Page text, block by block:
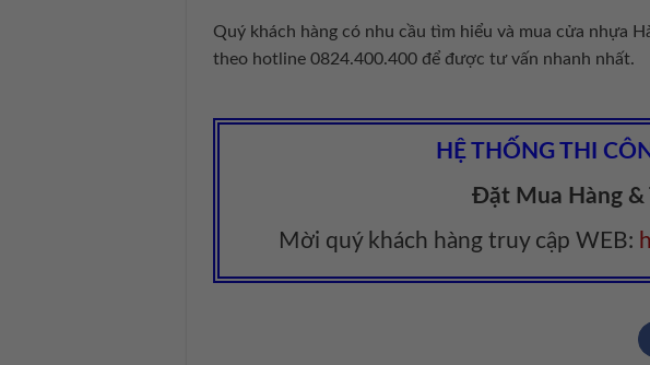
Quý khách hàng có nhu cầu tìm hiểu và mua cửa nhựa
theo hotline 0824.400.400 để được tư vấn nhanh nhất.
HỆ THỐNG THI
Đặt Mua Hàng &
Mời quý khách hàng truy cập WEB: